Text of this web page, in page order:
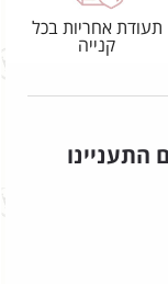
תעודת אחריות בכל
קנייה
התעניינו